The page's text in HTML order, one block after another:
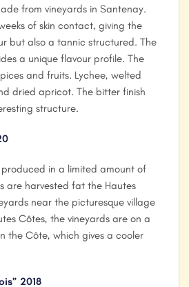
from vineyards in Santenay.
of skin contact, giving the
but also a tannic structured. The
a unique flavour profile. The
and fruits. Lychee, welted
dried apricot. The bitter finish
structure.
produced in a limited amount of
are harvested fat the Hautes
near the picturesque village
Côtes, the vineyards are on a
the Côte, which gives a cooler
2018